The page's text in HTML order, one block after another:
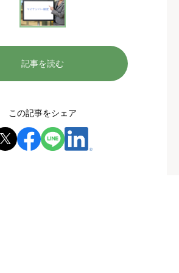
記事を読む
この記事をシェア